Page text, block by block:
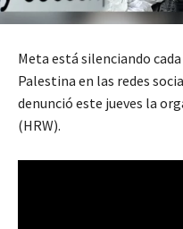
Meta está silenciando
Palestina en las redes
denunció este jueves la
(HRW).